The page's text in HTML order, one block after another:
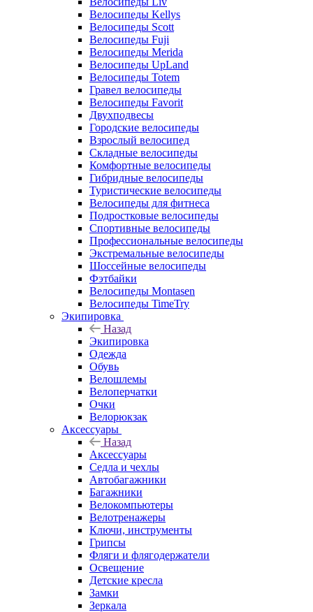
Велосипеды Kellys
Велосипеды Scott
Велосипеды Fuji
Велосипеды Merida
Велосипеды UpLand
Велосипеды Totem
Гравел велосипеды
Велосипеды Favorit
Двухподвесы
Городские велосипеды
Взрослый велосипед
Складные велосипеды
Комфортные велосипеды
Гибридные велосипеды
Туристические велосипеды
Велосипеды для фитнеса
Подростковые велосипеды
Спортивные велосипеды
Профессиональные велосипеды
Экстремальные велосипеды
Шоссейные велосипеды
Фэтбайки
Велосипеды Montasen
Велосипеды TimeTry
Экипировка
Назад
Экипировка
Одежда
Обувь
Велошлемы
Велоперчатки
Очки
Велорюкзак
Аксессуары
Назад
Аксессуары
Седла и чехлы
Автобагажники
Багажники
Велокомпьютеры
Велотренажеры
Ключи, инструменты
Грипсы
Фляги и флягодержатели
Освещение
Детские кресла
Замки
Зеркала